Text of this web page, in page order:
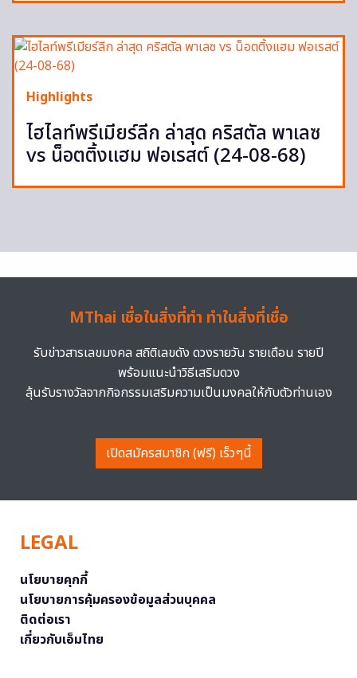
Highlights
ไฮไลท์พรีเมียร์ลีก ล่าสุด คริสตัล พาเลซ
vs น็อตติ้งแฮม ฟอเรสต์ (24-08-68)
MThai เชื่อในสิ่งที่ทำ ทำในสิ่งที่เชื่อ
รับข่าวสารเลขมงคล สถิติเลขดัง ดวงรายวัน รายเดือน รายปี
พร้อมแนะนำวิธีเสริมดวง
ลุ้นรับรางวัลจากกิจกรรมเสริมความเป็นมงคลให้กับตัวท่านเอง
เปิดสมัครสมาชิก (ฟรี) เร็วๆนี้
LEGAL
นโยบายคุกกี้
นโยบายการคุ้มครองข้อมูลส่วนบุคคล
ติดต่อเรา
เกี่ยวกับเอ็มไทย